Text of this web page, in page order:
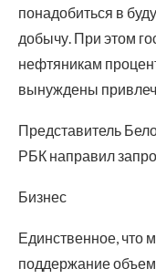
понадобиться в
добычу. При этом
нефтяникам
вынуждены
Представитель
РБК направил
Бизнес
Единственное, что
поддержание